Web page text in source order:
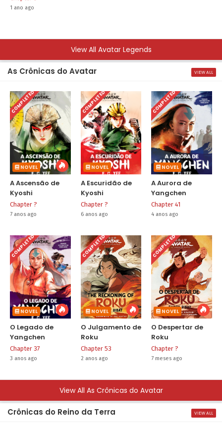
1 ano ago
View All Avatar Legends
As Crônicas do Avatar VIEW ALL
COMPLETED
NOVEL
A Ascensão de
Kyoshi
Chapter ?
7 anos ago
COMPLETED
NOVEL
A Escuridão de
Kyoshi
Chapter ?
6 anos ago
COMPLETED
NOVEL
A Aurora de
Yangchen
Chapter 41
4 anos ago
COMPLETED
NOVEL
O Legado de
Yangchen
Chapter 37
3 anos ago
COMPLETED
NOVEL
O Julgamento de
Roku
Chapter 53
2 anos ago
COMPLETED
NOVEL
O Despertar de
Roku
Chapter ?
7 meses ago
View All As Crônicas do Avatar
Crônicas do Reino da Terra VIEW ALL